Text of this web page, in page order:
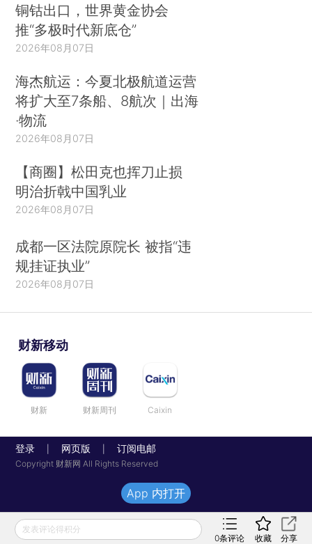
铜钴出口，世界黄金协会
推“多极时代新底仓”
2026年08月07日
海杰航运：今夏北极航道运营
将扩大至7条船、8航次｜出海
·物流
2026年08月07日
【商圈】松田克也挥刀止损
明治折戟中国乳业
2026年08月07日
成都一区法院原院长 被指“违
规挂证执业”
2026年08月07日
财新移动
财新 财新周刊 Caixin
登录 网页版 订阅电邮
Copyright 财新网 All Rights Reserved
发表评论得积分
0条评论 收藏 分享
App 内打开